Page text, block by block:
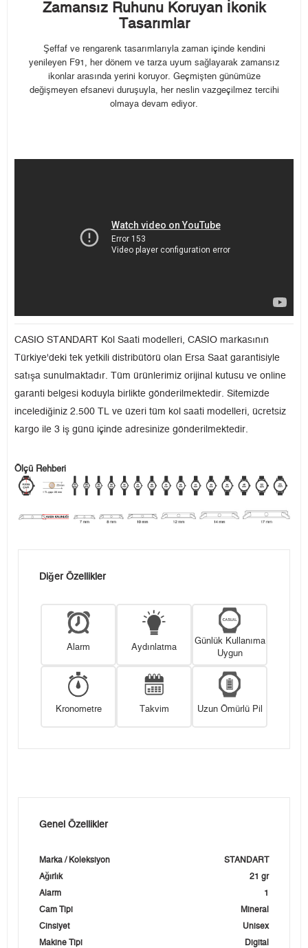
Zamansız Ruhunu Koruyan İkonik
Tasarımlar
Şeffaf ve rengarenk tasarımlarıyla zaman içinde kendini
yenileyen F91, her dönem ve tarza uyum sağlayarak zamansız
ikonlar arasında yerini koruyor. Geçmişten günümüze
değişmeyen efsanevi duruşuyla, her neslin vazgeçilmez tercihi
olmaya devam ediyor.
CASIO STANDART Kol Saati modelleri, CASIO markasının
Türkiye'deki tek yetkili distribütörü olan Ersa Saat garantisiyle
satışa sunulmaktadır. Tüm ürünlerimiz orijinal kutusu ve online
garanti belgesi koduyla birlikte gönderilmektedir. Sitemizde
incelediğiniz 2.500 TL ve üzeri tüm kol saati modelleri, ücretsiz
kargo ile 3 iş günü içinde adresinize gönderilmektedir.
Ölçü Rehberi
Diğer Özellikler
Alarm Aydınlatma
Günlük Kullanıma
Uygun
Kronometre Takvim Uzun Ömürlü Pil
Genel Özellikler
Marka / Koleksiyon
STANDART
Ağırlık
21 gr
Alarm
1
Cam Tipi
Mineral
Cinsiyet
Unisex
Makine Tipi
Digital